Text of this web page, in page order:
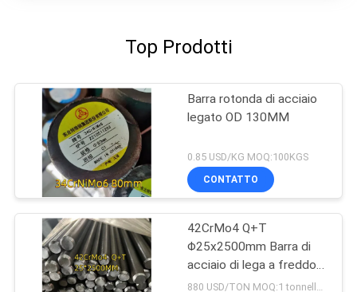
Top Prodotti
Barra rotonda di acciaio
legato OD 130MM
0.85 USD/KG MOQ:100KGS
CONTATTO
42CrMo4 Q+T
Φ25x2500mm Barra di
acciaio di lega a freddo
42CrMo4 Normalizzato